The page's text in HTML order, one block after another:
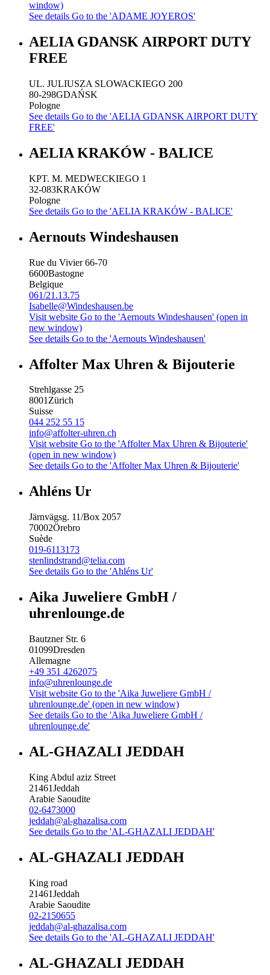
window)
See details Go to the 'ADAME JOYEROS'
AELIA GDANSK AIRPORT DUTY
FREE
UL. JULIUSZA SLOWACKIEGO 200
80-298GDAŃSK
Pologne
See details Go to the 'AELIA GDANSK AIRPORT DUTY
FREE'
AELIA KRAKÓW - BALICE
KPT. M. MEDWECKIEGO 1
32-083KRAKÓW
Pologne
See details Go to the 'AELIA KRAKÓW - BALICE'
Aernouts Windeshausen
Rue du Vivier 66-70
6600Bastogne
Belgique
061/21.13.75
Isabelle@Windeshausen.be
Visit website Go to the 'Aernouts Windeshausen' (open in
new window)
See details Go to the 'Aernouts Windeshausen'
Affolter Max Uhren & Bijouterie
Strehlgasse 25
8001Zürich
Suisse
044 252 55 15
info@affolter-uhren.ch
Visit website Go to the 'Affolter Max Uhren & Bijouterie'
(open in new window)
See details Go to the 'Affolter Max Uhren & Bijouterie'
Ahléns Ur
Järnvägsg. 11/Box 2057
70002Örebro
Suède
019-6113173
stenlindstrand@telia.com
See details Go to the 'Ahléns Ur'
Aika Juweliere GmbH /
uhrenlounge.de
Bautzner Str. 6
01099Dresden
Allemagne
+49 351 4262075
info@uhrenlounge.de
Visit website Go to the 'Aika Juweliere GmbH /
uhrenlounge.de' (open in new window)
See details Go to the 'Aika Juweliere GmbH /
uhrenlounge.de'
AL-GHAZALI JEDDAH
King Abdul aziz Street
21461Jeddah
Arabie Saoudite
02-6473000
jeddah@al-ghazalisa.com
See details Go to the 'AL-GHAZALI JEDDAH'
AL-GHAZALI JEDDAH
King road
21461Jeddah
Arabie Saoudite
02-2150655
jeddah@al-ghazalisa.com
See details Go to the 'AL-GHAZALI JEDDAH'
AL-GHAZALI JEDDAH